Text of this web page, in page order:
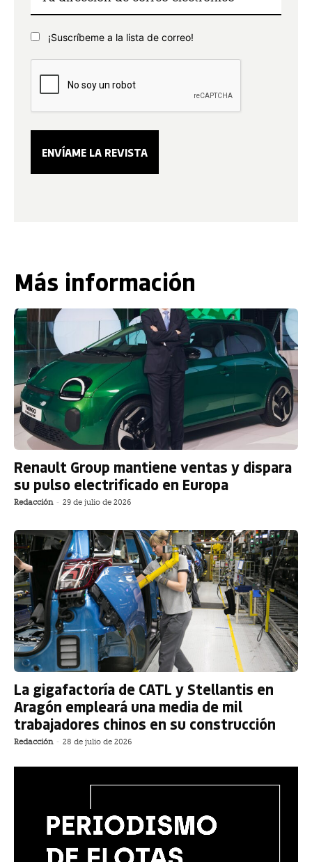
¡Suscríbeme a la lista de correo!
Más información
Renault Group mantiene ventas y dispara
su pulso electrificado en Europa
Redacción - 29 de julio de 2026
La gigafactoría de CATL y Stellantis en
Aragón empleará una media de mil
trabajadores chinos en su construcción
Redacción - 28 de julio de 2026